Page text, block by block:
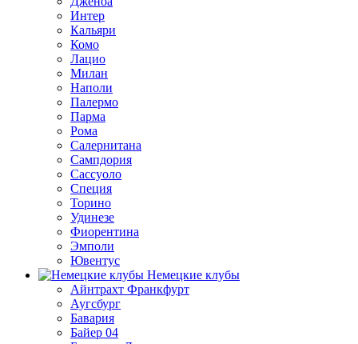
Интер
Кальяри
Комо
Лацио
Милан
Наполи
Палермо
Парма
Рома
Салернитана
Сампдория
Сассуоло
Специя
Торино
Удинезе
Фиорентина
Эмполи
Ювентус
Немецкие клубы
Айнтрахт Франкфурт
Аугсбург
Бавария
Байер 04